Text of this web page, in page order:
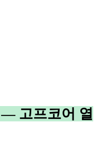
고프코어 열